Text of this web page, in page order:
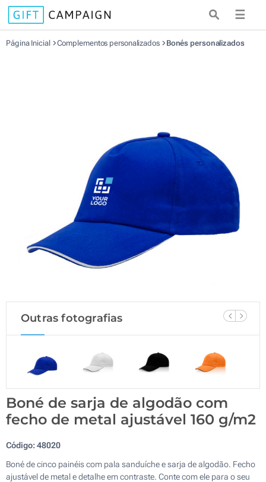
☰
Página Inicial Complementos personalizados Bonés personalizados
Outras fotografias
Boné de sarja de algodão com
fecho de metal ajustável 160 g/m2
Código:48020
Boné de cinco painéis com pala sanduíche e sarja de algodão. Fecho
ajustável de metal e detalhe em contraste. Conte com ele para o seu